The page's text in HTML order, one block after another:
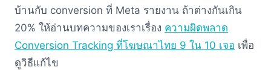
บ้านกับ conversion ที่ Meta รายงาน ถ้าต่างกันเกิน
20% ให้อ่านบทความของเราเรื่อง ความผิดพลาด
Conversion Tracking ที่โฆษณาไทย 9 ใน 10 เจอ เพื่อ
ดูวิธีแก้ไข